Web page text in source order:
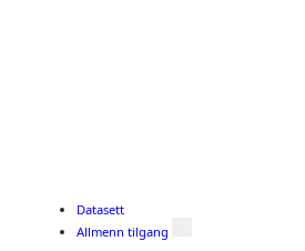
Datasett
Allmenn tilgang